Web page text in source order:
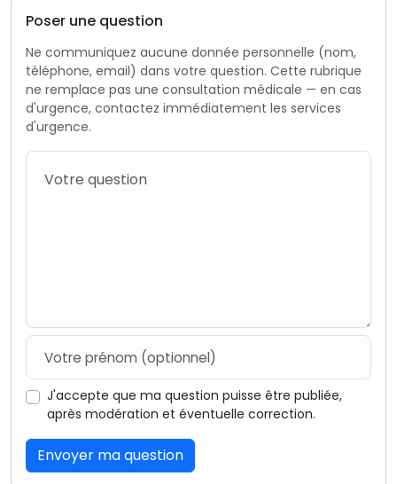
Poser une question
Ne communiquez aucune donnée personnelle (nom,
téléphone, email) dans votre question. Cette rubrique
ne remplace pas une consultation médicale — en cas
d'urgence, contactez immédiatement les services
d'urgence.
J'accepte que ma question puisse être publiée,
après modération et éventuelle correction.
Envoyer ma question